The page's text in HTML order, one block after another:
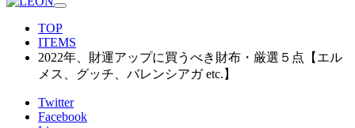
TOP
ITEMS
2022年、財運アップに買うべき財布・厳選５点【エル
メス、グッチ、バレンシアガ etc.】
Twitter
Facebook